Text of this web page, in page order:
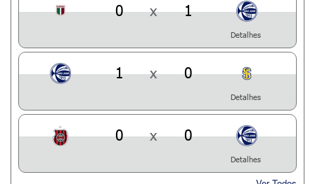
0 x 1
Detalhes
1 x 0
Detalhes
0 x 0
Detalhes